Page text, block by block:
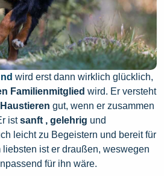
wird erst dann wirklich glücklich,
Familienmitglied wird. Er versteht
gut, wenn er zusammen
istsanft , gelehrig und
leicht zu Begeistern und bereit für
liebsten ist er draußen, weswegen
für ihn wäre.